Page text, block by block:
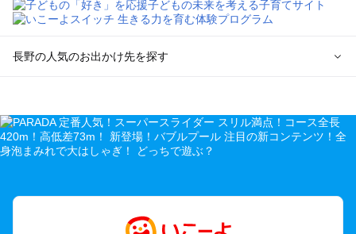
長野の人気のお出かけ先を探す
を探す
軽井沢・万座・嬬恋・北軽井沢のプールお出かけ
松本・上高地・諏訪・乗鞍・美ヶ原のプールお出かけ
伊那・駒ヶ根・飯田・昼神（伊那路）のプールお出かけ
蓼科・白樺湖・車山・女神湖・姫木平のプールお出かけ